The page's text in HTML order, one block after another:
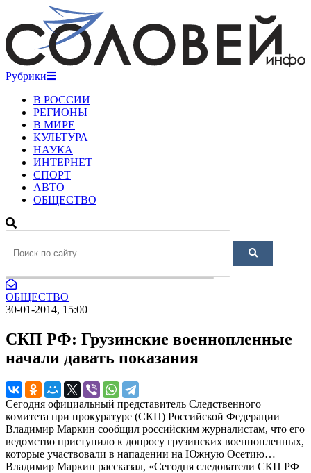
Рубрики
В РОССИИ
РЕГИОНЫ
В МИРЕ
КУЛЬТУРА
НАУКА
ИНТЕРНЕТ
СПОРТ
АВТО
ОБЩЕСТВО
ОБЩЕСТВО
30-01-2014, 15:00
СКП РФ: Грузинские военнопленные
начали давать показания
Сегодня официальный представитель Следственного
комитета при прокуратуре (СКП) Российской Федерации
Владимир Маркин сообщил российским журналистам, что его
ведомство приступило к допросу грузинских военнопленных,
которые участвовали в нападении на Южную Осетию…
Владимир Маркин рассказал, «Сегодня следователи СКП РФ